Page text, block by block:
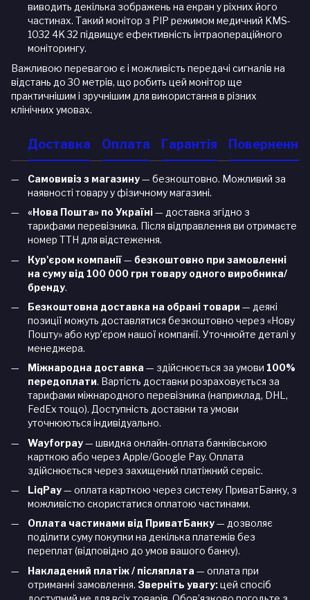
виводить декілька зображень на екран у ріхних його
частинах. Такий монітор з PIP режимом медичний KMS-
1032 4K 32 підвищує ефективність інтраопераційного
моніторингу.
Важливою перевагою є і можливість передачі сигналів на
відстань до 30 метрів, що робить цей монітор ще
практичнішим і зручнішим для використання в різних
клінічних умовах.
Доставка Оплата Гарантія Повернення
Самовивіз з магазину— безкоштовно. Можливий за
наявності товару у фізичному магазині.
«Нова Пошта» по Україні— доставка згідно з
тарифами перевізника. Після відправлення ви отримаєте
номер ТТН для відстеження.
Кур'єром компанії— безкоштовно при замовленні
на суму від 100 000 грн товару одного виробника/
бренду.
Безкоштовна доставка на обрані товари — деякі
позиції можуть доставлятися безкоштовно через «Нову
Пошту» або кур’єром нашої компанії. Уточнюйте деталі у
менеджера.
Міжнародна доставка — здійснюється за умови 100%
передоплати. Вартість доставки розраховується за
тарифами міжнародного перевізника (наприклад, DHL,
FedEx тощо). Доступність доставки та умови
уточнюються індивідуально.
Wayforpay— швидка онлайн-оплата банківською
карткою або через Apple/Google Pay. Оплата
здійснюється через захищений платіжний сервіс.
LiqPay— оплата карткою через систему ПриватБанку, з
можливістю скористатися оплатою частинами.
Оплата частинами від ПриватБанку— дозволяє
поділити суму покупки на декілька платежів без
переплат (відповідно до умов вашого банку).
Накладений платіж / післяплата — оплата при
отриманні замовлення. Зверніть увагу:цей спосіб